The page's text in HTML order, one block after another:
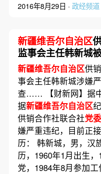
2016年8月29日 · 政经频道
新疆维吾尔自治区
监事会主任韩新城
新疆维吾尔自治区供
事会主任韩新城涉嫌
查…… 【财新网】据
据新疆维吾尔自治区
供销合作社联合社党
嫌严重违纪，目前正
历： 韩新城，男，汉
历，1960年1月出生
党，1984年8月参加